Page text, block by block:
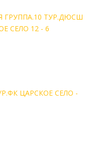
ГРУППА.10 ТУР.ДЮСШ
СЕЛО 12 - 6
ЦАРСКОЕ СЕЛО -